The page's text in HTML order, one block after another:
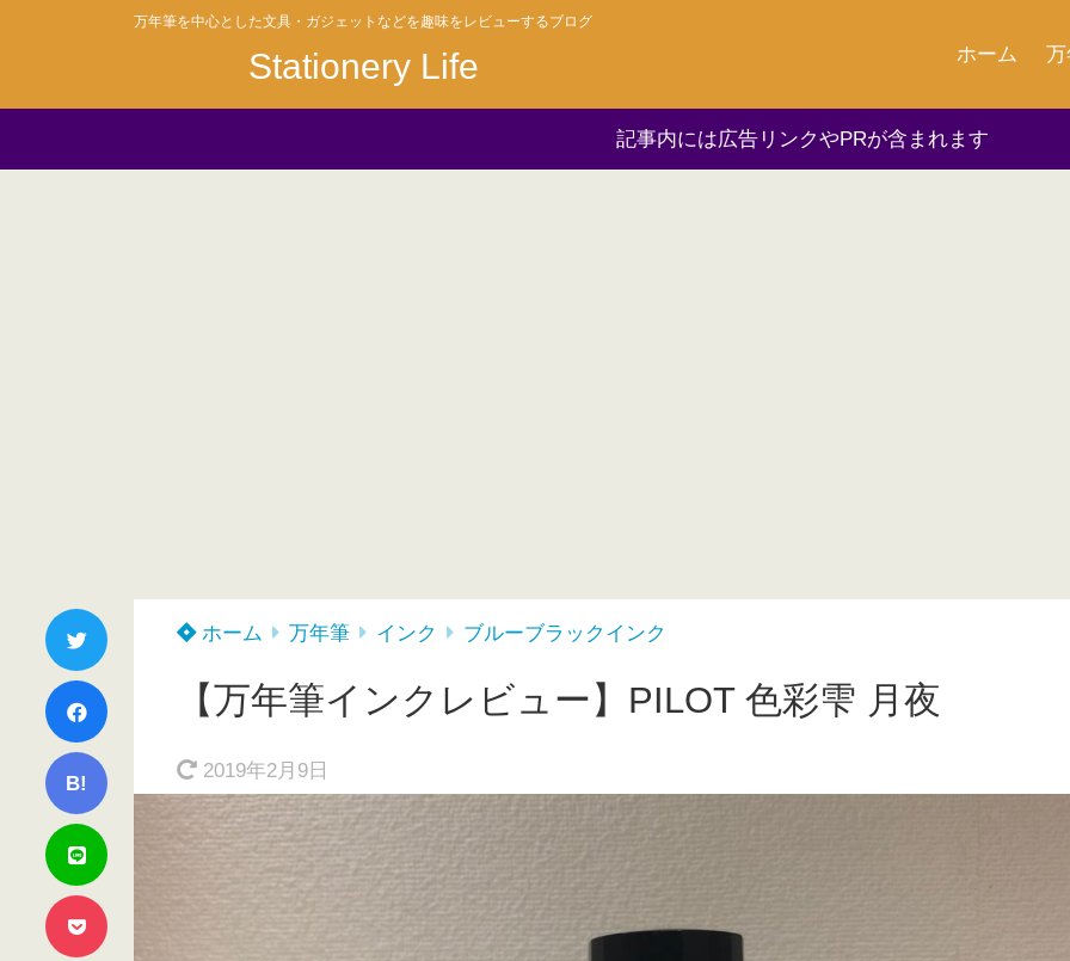
万年筆を中心とした文具・ガジェットなどを趣味をレビューするブログ
Stationery Life ホーム
記事内には広告リンクやPRが含まれます
B!
ホーム 万年筆 インク ブルーブラックインク
【万年筆インクレビュー】PILOT 色彩雫 月夜
2019年2月9日